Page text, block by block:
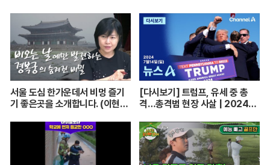
서울 도심 한가운데서 비멍 즐기
기 좋은곳을 소개합니다. (이현주
길] 240705(금)
[다시보기] 트럼프, 유세 중 총
격…총격범 현장 사살 | 2024년